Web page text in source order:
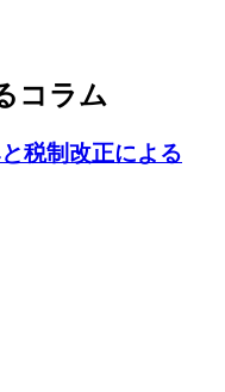
コラム
税制改正による